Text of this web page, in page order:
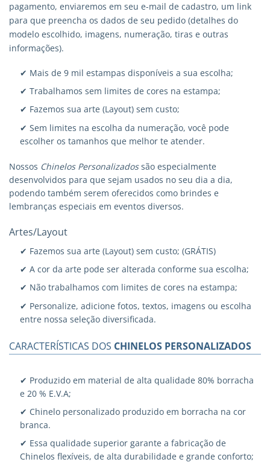
pagamento, enviaremos em seu e-mail de cadastro, um link
para que preencha os dados de seu pedido (detalhes do
modelo escolhido, imagens, numeração, tiras e outras
informações).
✔ Mais de 9 mil estampas disponíveis a sua escolha;
✔ Trabalhamos sem limites de cores na estampa;
✔ Fazemos sua arte (Layout) sem custo;
✔ Sem limites na escolha da numeração, você pode
escolher os tamanhos que melhor te atender.
Nossos Chinelos Personalizadossão especialmente
desenvolvidos para que sejam usados no seu dia a dia,
podendo também serem oferecidos como brindes e
lembranças especiais em eventos diversos.
Artes/Layout
✔ Fazemos sua arte (Layout) sem custo; (GRÁTIS)
✔ A cor da arte pode ser alterada conforme sua escolha;
✔ Não trabalhamos com limites de cores na estampa;
✔ Personalize, adicione fotos, textos, imagens ou escolha
entre nossa seleção diversificada.
CARACTERÍSTICAS DOS CHINELOS PERSONALIZADOS
✔ Produzido em material de alta qualidade 80% borracha
e 20 % E.V.A;
✔ Chinelo personalizado produzido em borracha na cor
branca.
✔ Essa qualidade superior garante a fabricação de
Chinelos flexíveis, de alta durabilidade e grande conforto;